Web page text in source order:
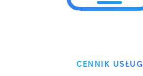
CENNIK USŁUG